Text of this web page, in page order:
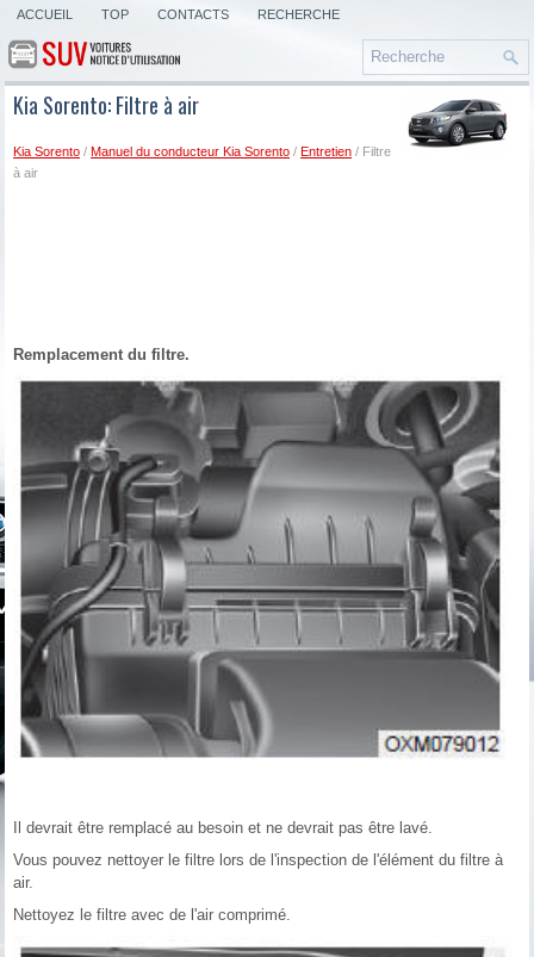
ACCUEIL TOP CONTACTS RECHERCHE
Kia Sorento: Filtre à air
Kia Sorento /Manuel du conducteur Kia Sorento /Entretien / Filtre
à air
Remplacement du filtre.
Il devrait être remplacé au besoin et ne devrait pas être lavé.
Vous pouvez nettoyer le filtre lors de l'inspection de l'élément du filtre à
air.
Nettoyez le filtre avec de l'air comprimé.